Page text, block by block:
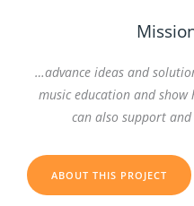
…advance ideas and
music education and show
can also support
ABOUT THIS PROJECT